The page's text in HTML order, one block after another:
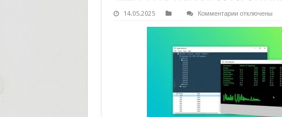
14.05.2025 Комментариикотключены